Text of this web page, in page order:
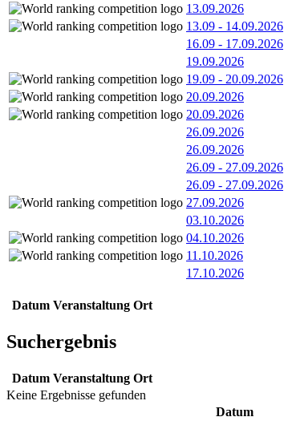
13.09.2026
13.09 - 14.09.2026
16.09 - 17.09.2026
19.09.2026
19.09 - 20.09.2026
20.09.2026
20.09.2026
26.09.2026
26.09.2026
26.09 - 27.09.2026
26.09 - 27.09.2026
27.09.2026
03.10.2026
04.10.2026
11.10.2026
17.10.2026
Datum Veranstaltung Ort
Suchergebnis
Datum Veranstaltung Ort
Keine Ergebnisse gefunden
Datum